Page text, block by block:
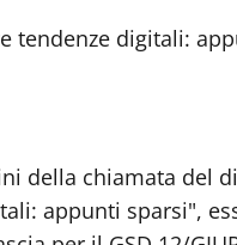
tendenze digitali:
della chiamata del
appunti sparsi",